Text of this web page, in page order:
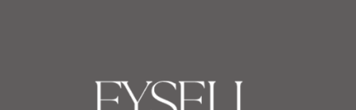
Doğal desenleri ve nadir bulunan renk yoğunluğu, azuriti koleksiyon
değeri taşıyan özel mineraller arasına yerleştirir.